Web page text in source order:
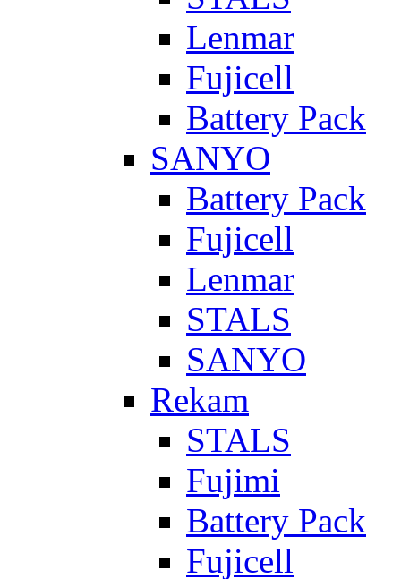
Lenmar
Fujicell
Battery Pack
SANYO
Battery Pack
Fujicell
Lenmar
STALS
SANYO
Rekam
STALS
Fujimi
Battery Pack
Fujicell